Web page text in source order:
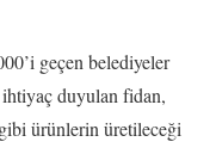
geçen belediyeler
ihtiyaç duyulan fidan,
ürünlerin üretileceği